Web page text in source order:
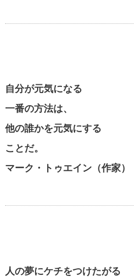
自分が元気になる
一番の方法は、
他の誰かを元気にする
ことだ。
マーク・トゥエイン（作家）
人の夢にケチをつけたがる